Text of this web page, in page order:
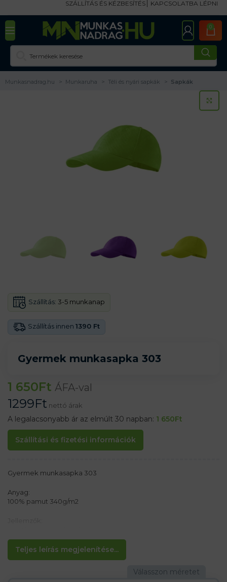
SZÁLLÍTÁS ÉS KÉZBESÍTÉS KAPCSOLATBA LÉPNI
0
Munkasnadrag.hu Munkaruha Téli és nyári sapkák Sapkák
Gyermek munkasapka 303
Szállítás innen 1390 Ft
Szállítás: 3-5 munkanap
1 650Ft ÁFA-val
1299Ft nettó árak
A legalacsonyabb ár az elmúlt 30 napban: 1 650Ft
Szállítási és fizetési információk
Teljes leírás megjelenítése...
Gyermek munkasapka 303
Anyag:
100% pamut 340g/m2
– Hajtogatott napellenző
– Tépőzárral állítható